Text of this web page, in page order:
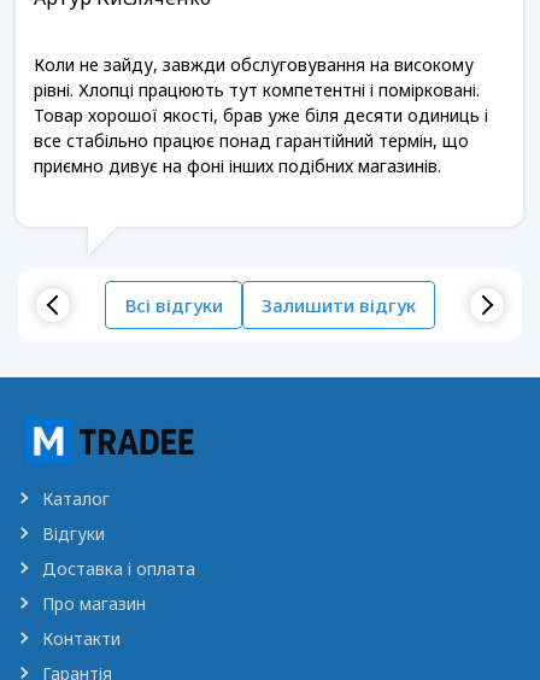
Коли не зайду, завжди обслуговування на високому
рівні. Хлопці працюють тут компетентні і помірковані.
Товар хорошої якості, брав уже біля десяти одиниць і
все стабільно працює понад гарантійний термін, що
приємно дивує на фоні інших подібних магазинів.
Всі відгуки Залишити відгук
Каталог
Відгуки
Доставка і оплата
Про магазин
Контакти
Гарантія